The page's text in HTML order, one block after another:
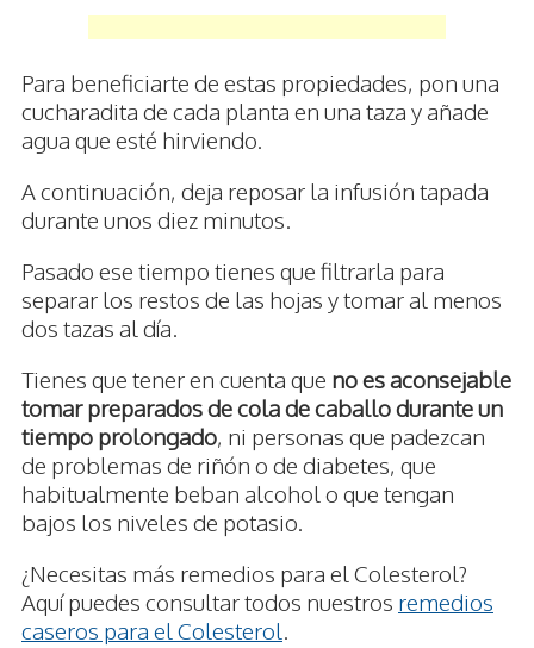
Para beneficiarte de estas propiedades, pon una
cucharadita de cada planta en una taza y añade
agua que esté hirviendo.
A continuación, deja reposar la infusión tapada
durante unos diez minutos.
Pasado ese tiempo tienes que filtrarla para
separar los restos de las hojas y tomar al menos
dos tazas al día.
Tienes que tener en cuenta que no es aconsejable
tomar preparados de cola de caballo durante un
tiempo prolongado, ni personas que padezcan
de problemas de riñón o de diabetes, que
habitualmente beban alcohol o que tengan
bajos los niveles de potasio.
¿Necesitas más remedios para el Colesterol?
Aquí puedes consultar todos nuestros remedios
caseros para el Colesterol.